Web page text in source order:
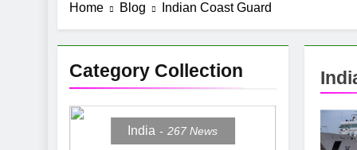
Home Blog Indian Coast Guard
Category Collection
India 267News